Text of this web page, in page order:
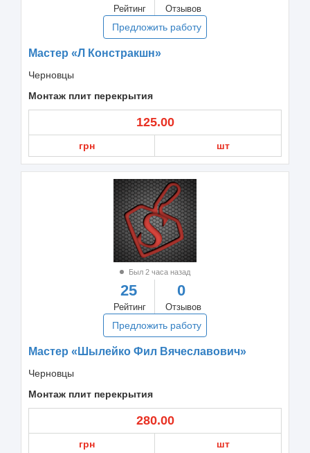
Рейтинг Отзывов
Предложить работу
Мастер «Л Констракшн»
Черновцы
Монтаж плит перекрытия
125.00
грн шт
Был 2 часа назад
25
Рейтинг
0
Отзывов
Предложить работу
Мастер «Шылейко Фил Вячеславович»
Черновцы
Монтаж плит перекрытия
280.00
грн шт